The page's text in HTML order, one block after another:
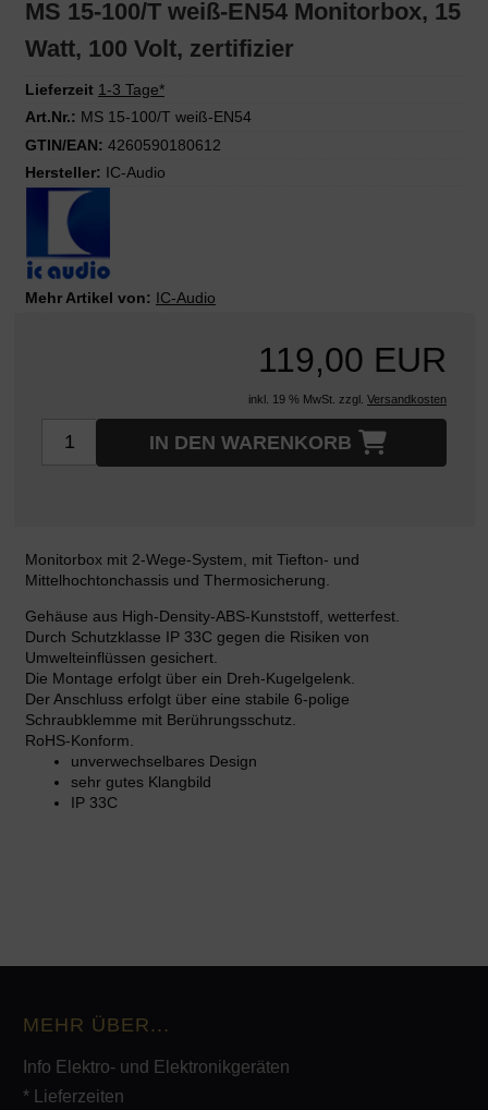
MS 15-100/T weiß-EN54 Monitorbox, 15
Watt, 100 Volt, zertifizier
Lieferzeit 1-3 Tage*
Art.Nr.: MS 15-100/T weiß-EN54
GTIN/EAN: 4260590180612
Hersteller: IC-Audio
Mehr Artikel von: IC-Audio
119,00 EUR
inkl. 19 % MwSt. zzgl. Versandkosten
IN DEN WARENKORB
Monitorbox mit 2-Wege-System, mit Tiefton- und
Mittelhochtonchassis und Thermosicherung.
Gehäuse aus High-Density-ABS-Kunststoff, wetterfest.
Durch Schutzklasse IP 33C gegen die Risiken von
Umwelteinflüssen gesichert.
Die Montage erfolgt über ein Dreh-Kugelgelenk.
Der Anschluss erfolgt über eine stabile 6-polige
Schraubklemme mit Berührungsschutz.
RoHS-Konform.
unverwechselbares Design
sehr gutes Klangbild
IP 33C
MEHR ÜBER...
Info Elektro- und Elektronikgeräten
* Lieferzeiten